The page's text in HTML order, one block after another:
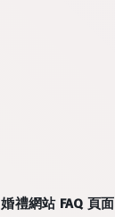
婚禮網站 FAQ 頁面